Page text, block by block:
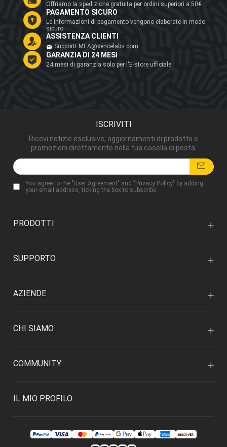
Offriamo la spedizione gratuita per ordini superiori a 50€
PAGAMENTO SICURO
Le informazioni di pagamento vengono elaborate in modo
sicuro
ASSISTENZA CLIENTI
SupportEMEA@xencelabs.com
GARANZIA DI 24 MESI
24 mesi di garanzia solo per l'E-store ufficiale
ISCRIVITI
Ricevi notizie esclusive, aggiornamenti di prodotto e
promozioni direttamente nella tua casella di posta.
You agree to the "User Agreement" and "Privacy Policy" by adding
your email address, ticking the box to subscribe.
PRODOTTI
SUPPORTO
AZIENDE
CHI SIAMO
COMMUNITY
IL MIO PROFILO